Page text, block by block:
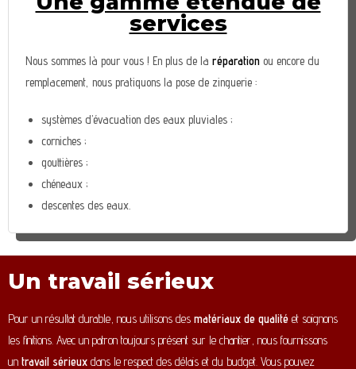
services
Nous sommes là pour vous ! En plus de laréparation ou encore du
remplacement, nous pratiquons la pose de zinguerie :
systèmes d’évacuation des eaux pluviales ;
corniches ;
gouttières ;
chéneaux ;
descentes des eaux.
Un travail sérieux
Pour un résultat durable, nous utilisons des matériaux de qualité et soignons
les finitions. Avec un patron toujours présent sur le chantier, nous fournissons
un travail sérieux dans le respect des délais et du budget. Vous pouvez